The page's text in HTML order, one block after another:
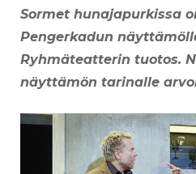
Sormet hunajapurkissa
Pengerkadun
Ryhmäteatterin tuotos.
näyttämön tarinalle